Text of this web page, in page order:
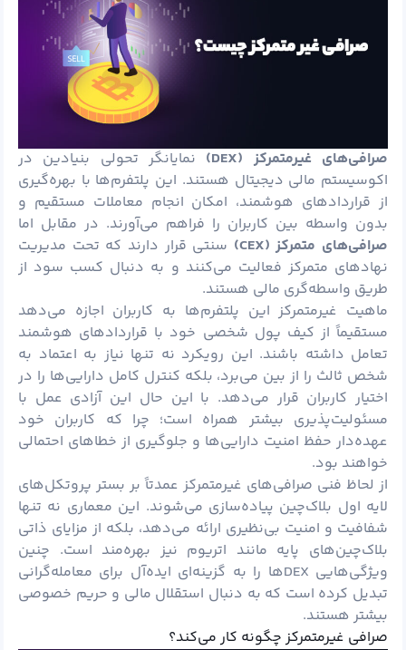
صرافی‌های غیرمتمرکز (DEX
) نمایانگر تحولی بنیادین در
اکوسیستم مالی دیجیتال هستند. این پلتفرم‌ها با بهره‌گیری
از قراردادهای هوشمند، امکان انجام معاملات مستقیم و
بدون واسطه بین کاربران را فراهم می‌آورند. در مقابل اما
صرافی‌های متمرکز (CEX
) سنتی قرار دارند که تحت مدیریت
نهادهای متمرکز فعالیت می‌کنند و به دنبال کسب سود از
طریق واسطه‌گری مالی هستند.
ماهیت غیرمتمرکز این پلتفرم‌ها به کاربران اجازه می‌دهد
مستقیماً از کیف پول شخصی خود با قراردادهای هوشمند
تعامل داشته باشند. این رویکرد نه‌ تنها نیاز به اعتماد به
شخص ثالث را از بین می‌برد، بلکه کنترل کامل دارایی‌ها را در
اختیار کاربران قرار می‌دهد. با این حال این آزادی عمل با
مسئولیت‌پذیری بیشتر همراه است؛ چرا که کاربران خود
عهده‌دار حفظ امنیت دارایی‌ها و جلوگیری از خطاهای احتمالی
خواهند بود.
از لحاظ فنی صرافی‌های غیرمتمرکز عمدتاً بر بستر پروتکل‌های
لایه اول بلاک‌چین پیاده‌سازی می‌شوند. این معماری نه ‌تنها
شفافیت و امنیت بی‌نظیری ارائه می‌دهد، بلکه از مزایای ذاتی
بلاک‌چین‌های پایه مانند اتریوم نیز بهره‌مند است. چنین
ویژگی‌هایی DEXها را به گزینه‌ای ایده‌آل برای معامله‌گرانی
تبدیل کرده است که به دنبال استقلال مالی و حریم خصوصی
بیشتر هستند.
صرافی غیرمتمرکز چگونه کار می‌کند؟